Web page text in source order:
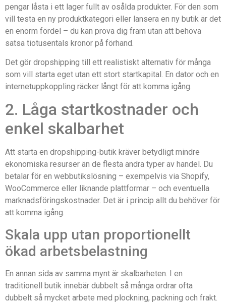
pengar låsta i ett lager fullt av osålda produkter. För den som
vill testa en ny produktkategori eller lansera en ny butik är det
en enorm fördel – du kan prova dig fram utan att behöva
satsa tiotusentals kronor på förhand.
Det gör dropshipping till ett realistiskt alternativ för många
som vill starta eget utan ett stort startkapital. En dator och en
internetuppkoppling räcker långt för att komma igång.
2. Låga startkostnader och
enkel skalbarhet
Att starta en dropshipping-butik kräver betydligt mindre
ekonomiska resurser än de flesta andra typer av handel. Du
betalar för en webbutikslösning – exempelvis via Shopify,
WooCommerce eller liknande plattformar – och eventuella
marknadsföringskostnader. Det är i princip allt du behöver för
att komma igång.
Skala upp utan proportionellt
ökad arbetsbelastning
En annan sida av samma mynt är skalbarheten. I en
traditionell butik innebär dubbelt så många ordrar ofta
dubbelt så mycket arbete med plockning, packning och frakt.